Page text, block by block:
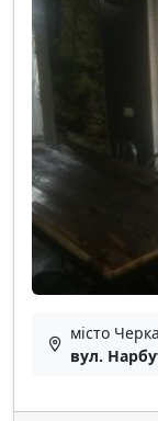
місто
вул.